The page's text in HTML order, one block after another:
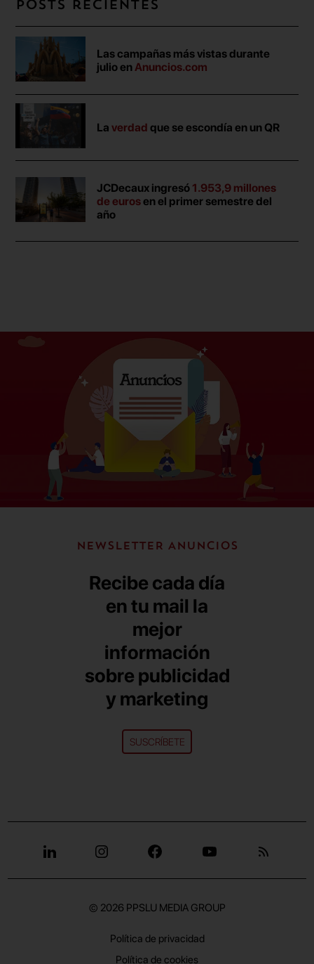
Posts recientes
Las campañas más vistas durante
julio en Anuncios.com
Laverdad que se escondía en un QR
JCDecaux ingresó 1.953,9 millones
de eurosen el primer semestre del
año
NEWSLETTER ANUNCIOS
Recibe cada día
en tu mail la
mejor
información
sobre publicidad
y marketing
SUSCRÍBETE
© 2026 PPSLU MEDIA GROUP
Política de privacidad
Política de cookies